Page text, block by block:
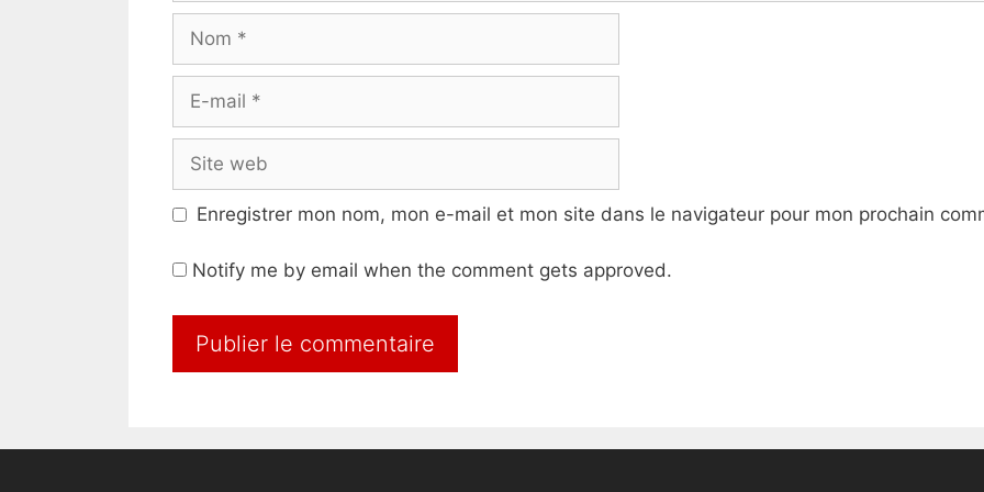
Nom
Site
web
Enregistrer mon nom, mon e-mail et mon site dans le navigateur pour mon prochain
Notify me by email when the comment gets approved.